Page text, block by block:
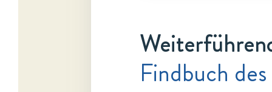
Findbuch